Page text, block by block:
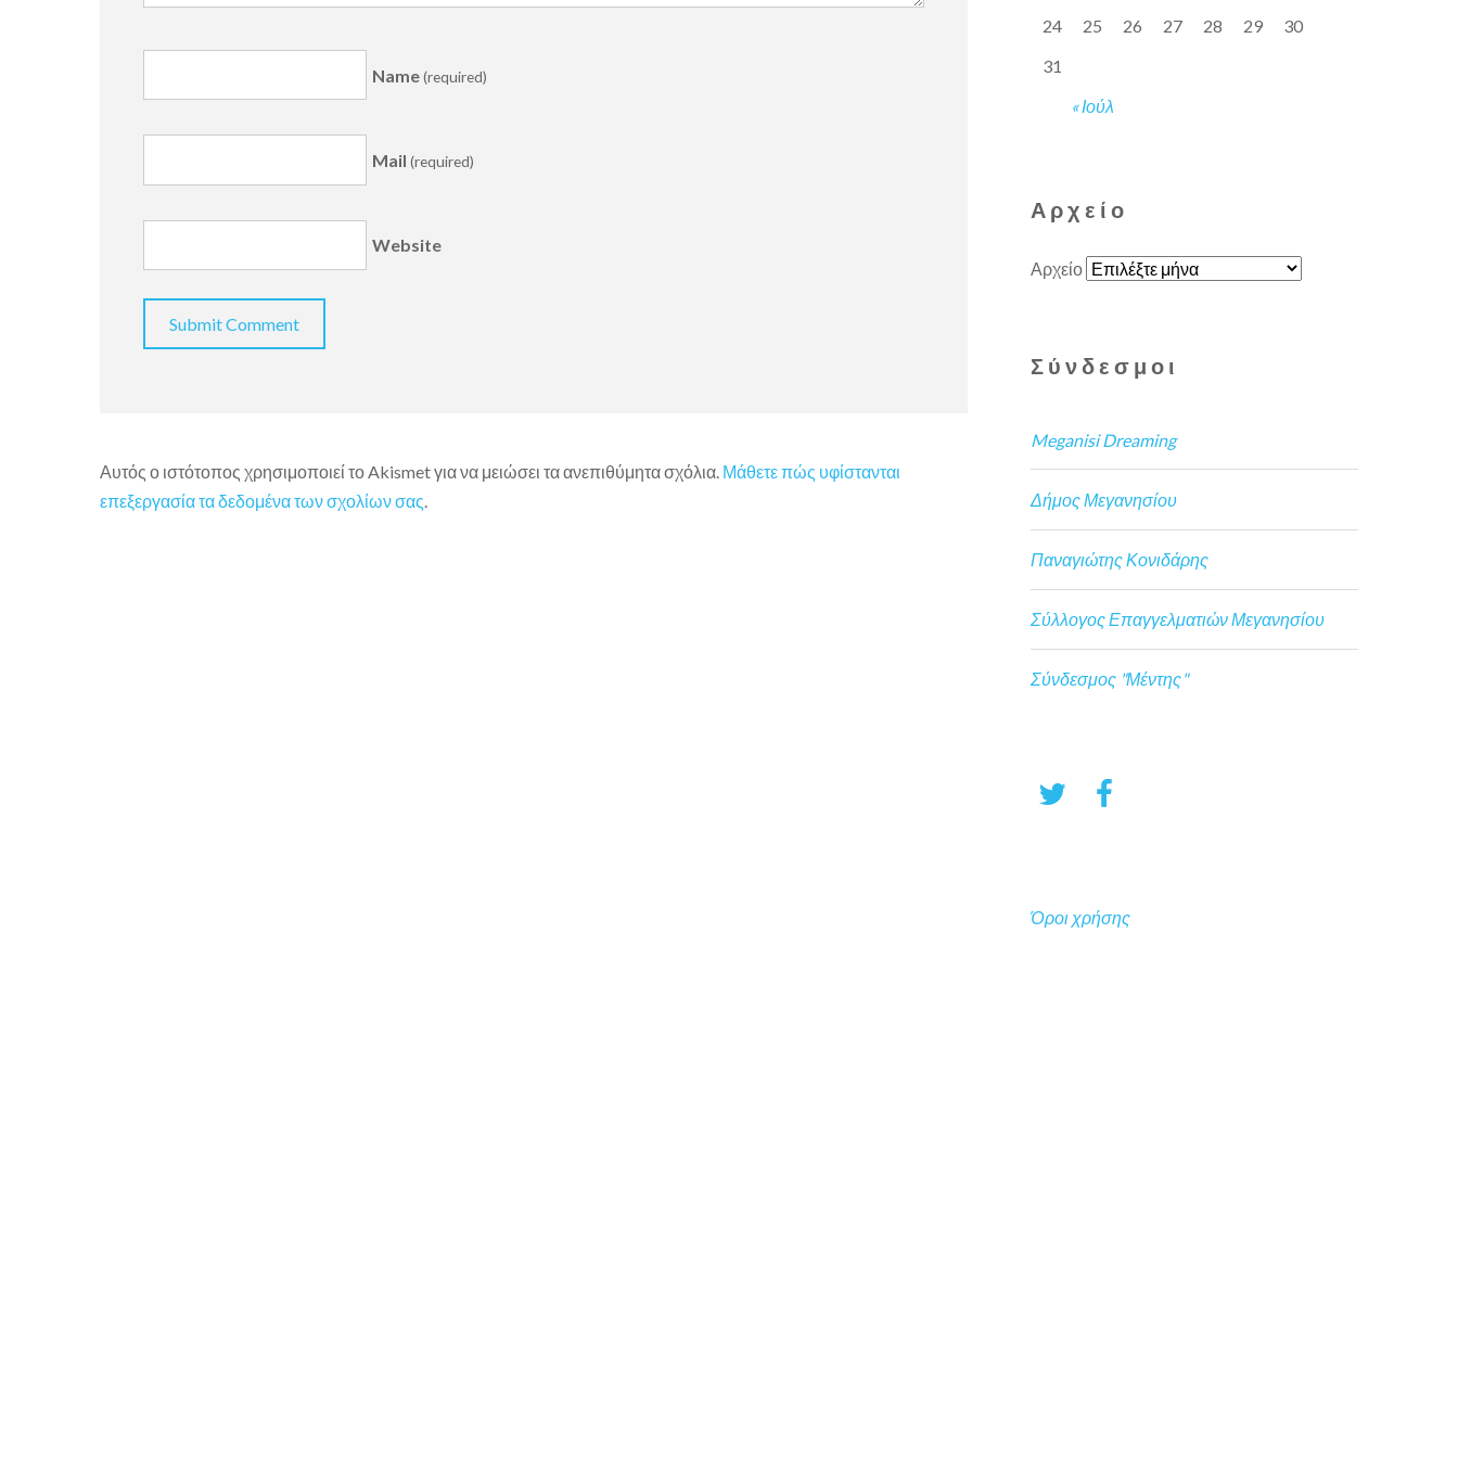
Name(required)
Mail(required)
Website
Αυτός ο ιστότοπος χρησιμοποιεί το Akismet για να μειώσει τα ανεπιθύμητα σχόλια. Μάθετε πώς υφίστανται
επεξεργασία τα δεδομένα των σχολίων σας.
« Ιούλ
24 25 26 27 28 29
30
31
Αρχείο
Αρχείο
Σύνδεσμοι
Meganisi Dreaming
Δήμος Μεγανησίου
Παναγιώτης Κονιδάρης
Σύλλογος Επαγγελματιών Μεγανησίου
Σύνδεσμος "Μέντης"
Όροι χρήσης